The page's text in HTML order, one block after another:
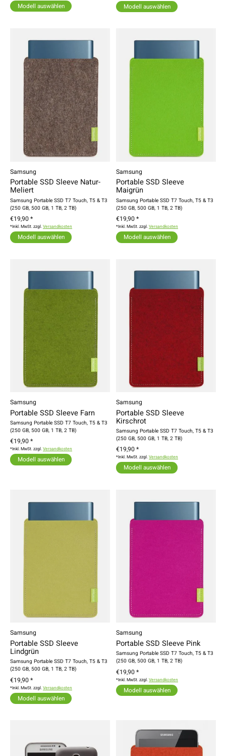
Modell auswählen Modell auswählen
Samsung
Portable SSD Sleeve Natur-
Meliert
Samsung Portable SSD T7 Touch, T5 & T3
(250 GB, 500 GB, 1 TB, 2 TB)
€19,90 *
*Inkl. MwSt. zzgl.Versandkosten
Modell auswählen
Samsung
Portable SSD Sleeve
Maigrün
Samsung Portable SSD T7 Touch, T5 & T3
(250 GB, 500 GB, 1 TB, 2 TB)
€19,90 *
*Inkl. MwSt. zzgl.Versandkosten
Modell auswählen
Samsung
Portable SSD Sleeve Farn
Samsung Portable SSD T7 Touch, T5 & T3
(250 GB, 500 GB, 1 TB, 2 TB)
€19,90 *
*Inkl. MwSt. zzgl.Versandkosten
Modell auswählen
Samsung
Portable SSD Sleeve
Kirschrot
Samsung Portable SSD T7 Touch, T5 & T3
(250 GB, 500 GB, 1 TB, 2 TB)
€19,90 *
*Inkl. MwSt. zzgl.Versandkosten
Modell auswählen
Samsung
Portable SSD Sleeve
Lindgrün
Samsung Portable SSD T7 Touch, T5 & T3
(250 GB, 500 GB, 1 TB, 2 TB)
€19,90 *
*Inkl. MwSt. zzgl.Versandkosten
Modell auswählen
Samsung
Portable SSD Sleeve Pink
Samsung Portable SSD T7 Touch, T5 & T3
(250 GB, 500 GB, 1 TB, 2 TB)
€19,90 *
*Inkl. MwSt. zzgl.Versandkosten
Modell auswählen